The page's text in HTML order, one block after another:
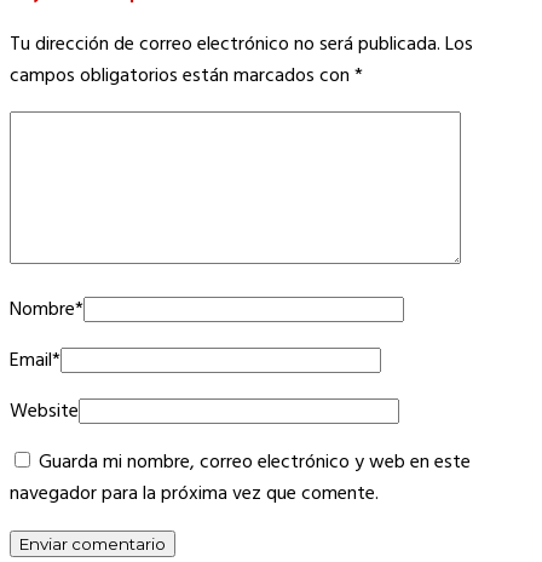
Tu dirección de correo electrónico no será publicada.Los
campos obligatorios están marcados con*
Nombre*
Email*
Website
Guarda mi nombre, correo electrónico y web en este
navegador para la próxima vez que comente.